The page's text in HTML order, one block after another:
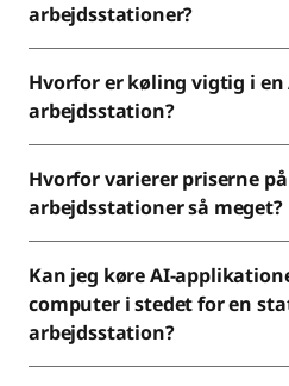
arbejdsstationer?
Hvorfor er køling vigtig i en
arbejdsstation?
Hvorfor varierer priserne
arbejdsstationer så meget?
Kan jeg køre AI-
computer i stedet for en
arbejdsstation?